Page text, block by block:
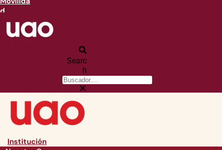
d
Searc
h
Institución